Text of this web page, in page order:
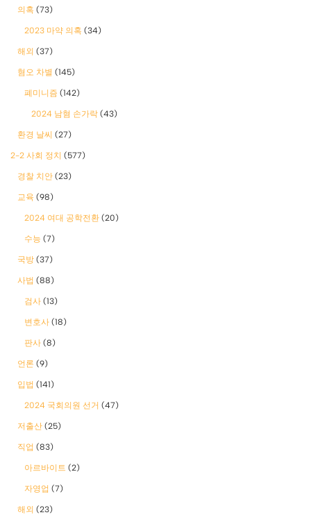
의혹 (73)
2023 마약 의혹 (34)
해외 (37)
혐오 차별 (145)
폐미니즘 (142)
2024 남혐 손가락 (43)
환경 날씨 (27)
2-2 사회 정치 (577)
경찰 치안 (23)
교육 (98)
2024 여대 공학전환 (20)
수능 (7)
국방 (37)
사법 (88)
검사 (13)
변호사 (18)
판사 (8)
언론 (9)
입법 (141)
2024 국회의원 선거 (47)
저출산 (25)
직업 (83)
아르바이트 (2)
자영업 (7)
해외 (23)